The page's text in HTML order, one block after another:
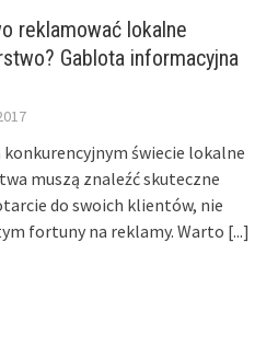
reklamować lokalne
Gablota informacyjna
konkurencyjnym świecie lokalne
muszą znaleźć skuteczne
do swoich klientów, nie
fortuny na reklamy. Warto [...]